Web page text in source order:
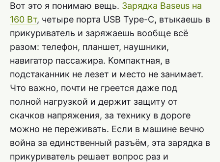
Вот это я понимаю вещь. Зарядка Baseus на
160 Вт, четыре порта USB Type-C, втыкаешь в
прикуриватель и заряжаешь вообще всё
разом: телефон, планшет, наушники,
навигатор пассажира. Компактная, в
подстаканник не лезет и место не занимает.
Что важно, почти не греется даже под
полной нагрузкой и держит защиту от
скачков напряжения, за технику в дороге
можно не переживать. Если в машине вечно
война за единственный разъём, эта зарядка в
прикуриватель решает вопрос раз и